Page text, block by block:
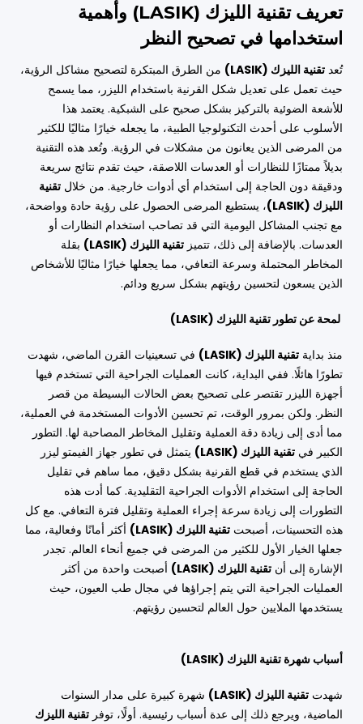
تعريف تقنية الليزك (LASIK) وأهمية
استخدامها في تصحيح النظر
تُعد تقنية الليزك (LASIK)
من الطرق المبتكرة لتصحيح مشاكل الرؤية،
حيث تعمل على تعديل شكل القرنية باستخدام الليزر، مما يسمح
للأشعة الضوئية بالتركيز بشكل صحيح على الشبكية. يعتمد هذا
الأسلوب على أحدث التكنولوجيا الطبية، ما يجعله خيارًا مثاليًا للكثير
من المرضى الذين يعانون من مشكلات في الرؤية. وتُعد هذه التقنية
بديلاً ممتازًا للنظارات أو العدسات اللاصقة، حيث تقدم نتائج سريعة
ودقيقة دون الحاجة إلى استخدام أي أدوات خارجية. من خلال تقنية
الليزك (LASIK)
، يستطيع المرضى الحصول على رؤية حادة وواضحة،
مع تجنب المشاكل اليومية التي قد تصاحب استخدام النظارات أو
العدسات. بالإضافة إلى ذلك، تتميز تقنية الليزك (LASIK)
بقلة
المخاطر المحتملة وسرعة التعافي، مما يجعلها خيارًا مثاليًا للأشخاص
الذين يسعون لتحسين رؤيتهم بشكل سريع ودائم.
لمحة عن تطور تقنية الليزك (LASIK)
منذ بداية تقنية الليزك (LASIK)
في تسعينيات القرن الماضي، شهدت
تطورًا هائلًا. ففي البداية، كانت العمليات الجراحية التي تستخدم فيها
أجهزة الليزر تقتصر على تصحيح بعض الحالات البسيطة من قصر
النظر. ولكن بمرور الوقت، تم تحسين الأدوات المستخدمة في العملية،
مما أدى إلى زيادة دقة العملية وتقليل المخاطر المصاحبة لها. التطور
الكبير في تقنية الليزك (LASIK)
يتمثل في تطور جهاز الفيمتو ليزر
الذي يستخدم في قطع القرنية بشكل دقيق، مما ساهم في تقليل
الحاجة إلى استخدام الأدوات الجراحية التقليدية. كما أدت هذه
التطورات إلى زيادة سرعة إجراء العملية وتقليل فترة التعافي. مع كل
هذه التحسينات، أصبحت تقنية الليزك (LASIK)
أكثر أمانًا وفعالية، مما
جعلها الخيار الأول للكثير من المرضى في جميع أنحاء العالم. تجدر
الإشارة إلى أن تقنية الليزك (LASIK)
أصبحت واحدة من أكثر
العمليات الجراحية التي يتم إجراؤها في مجال طب العيون، حيث
يستخدمها الملايين حول العالم لتحسين رؤيتهم.
أسباب شهرة تقنية الليزك (LASIK)
شهدت تقنية الليزك (LASIK)
شهرة كبيرة على مدار السنوات
الماضية، ويرجع ذلك إلى عدة أسباب رئيسية. أولًا، توفر تقنية الليزك